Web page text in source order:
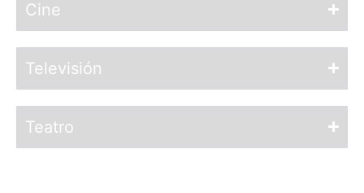
Cine
Televisión
Teatro